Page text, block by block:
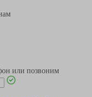
или позвоним